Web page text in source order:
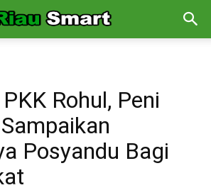
Rohul, Peni
Posyandu Bagi